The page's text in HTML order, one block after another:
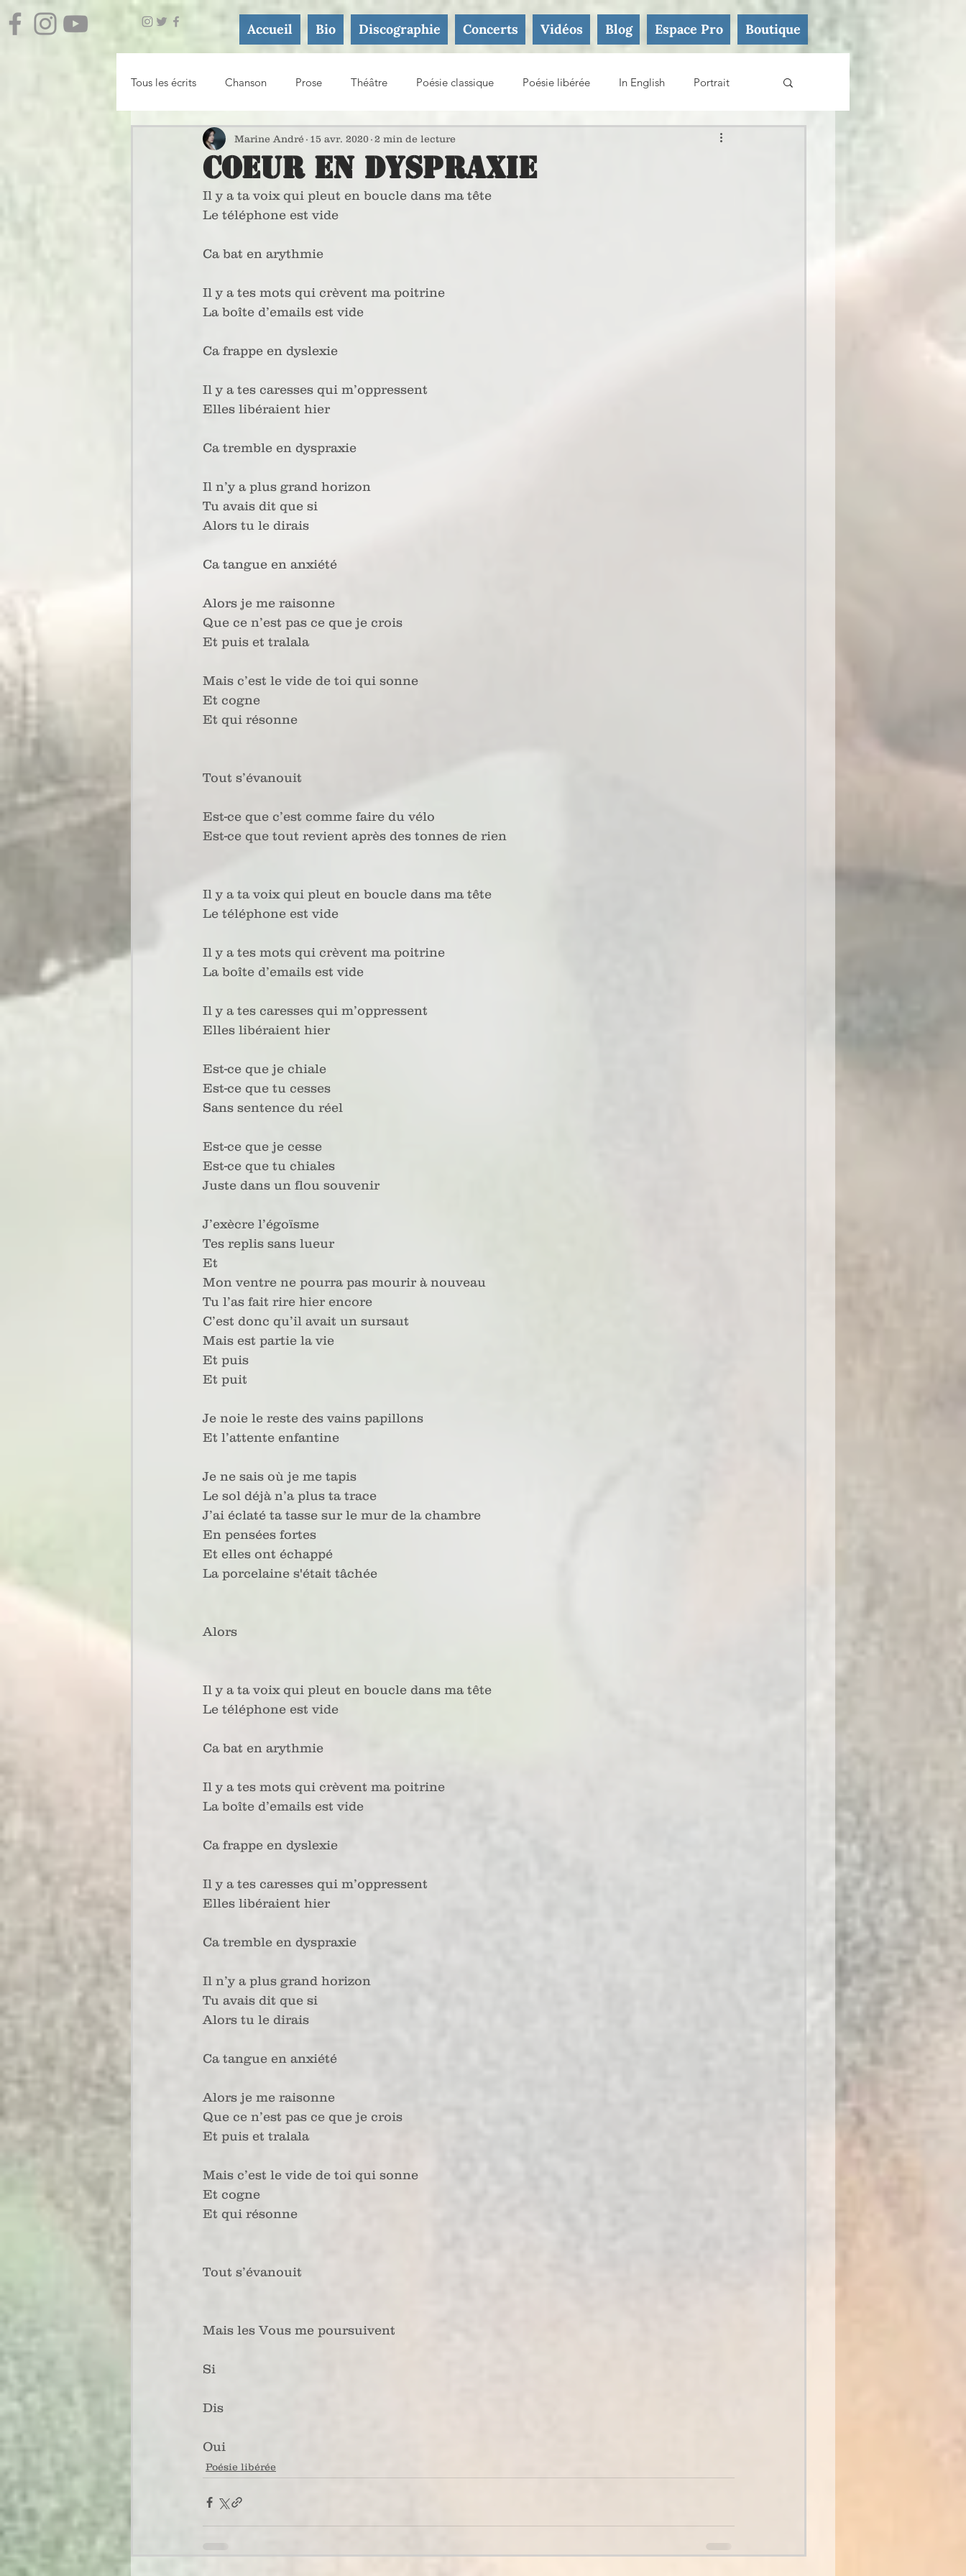
Accueil Bio Discographie Concerts Vidéos Blog Espace Pro Boutique
Tous les écrits Chanson Prose Théâtre Poésie classique Poésie libérée In English Portrait
Essai / Atelier d'écriture
Coeur en Dyspraxie
Marine André 15 avr. 2020 2 min de lecture
Il y a ta voix qui pleut en boucle dans ma tête
Le téléphone est vide
Ca bat en arythmie
Il y a tes mots qui crèvent ma poitrine
La boîte d’emails est vide
Ca frappe en dyslexie
Il y a tes caresses qui m’oppressent
Elles libéraient hier
Ca tremble en dyspraxie
Il n’y a plus grand horizon
Tu avais dit que si
Alors tu le dirais
Ca tangue en anxiété
Alors je me raisonne
Que ce n’est pas ce que je crois
Et puis et tralala
Mais c’est le vide de toi qui sonne
Et cogne
Et qui résonne
Tout s’évanouit
Est-ce que c’est comme faire du vélo
Est-ce que tout revient après des tonnes de rien
Il y a ta voix qui pleut en boucle dans ma tête
Le téléphone est vide
Il y a tes mots qui crèvent ma poitrine
La boîte d’emails est vide
Il y a tes caresses qui m’oppressent
Elles libéraient hier
Est-ce que je chiale
Est-ce que tu cesses
Sans sentence du réel
Est-ce que je cesse
Est-ce que tu chiales
Juste dans un flou souvenir
J’exècre l’égoïsme
Tes replis sans lueur
Et
Mon ventre ne pourra pas mourir à nouveau
Tu l’as fait rire hier encore
C’est donc qu’il avait un sursaut
Mais est partie la vie
Et puis
Et puit
Je noie le reste des vains papillons
Et l’attente enfantine
Je ne sais où je me tapis
Le sol déjà n’a plus ta trace
J’ai éclaté ta tasse sur le mur de la chambre
En pensées fortes
Et elles ont échappé
La porcelaine s'était tâchée
Alors
Il y a ta voix qui pleut en boucle dans ma tête
Le téléphone est vide
Ca bat en arythmie
Il y a tes mots qui crèvent ma poitrine
La boîte d’emails est vide
Ca frappe en dyslexie
Il y a tes caresses qui m’oppressent
Elles libéraient hier
Ca tremble en dyspraxie
Il n’y a plus grand horizon
Tu avais dit que si
Alors tu le dirais
Ca tangue en anxiété
Alors je me raisonne
Que ce n’est pas ce que je crois
Et puis et tralala
Mais c’est le vide de toi qui sonne
Et cogne
Et qui résonne
Tout s’évanouit
Mais les Vous me poursuivent
Si
Dis
Oui
Poésie libérée